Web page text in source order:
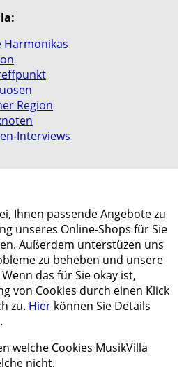
Harmonikas
Region
Interviews
Ihnen passende Angebote zu
unseres Online-Shops für Sie
Außerdem unterstüzen uns
zu beheben und unsere
das für Sie okay ist,
von Cookies durch einen Klick
zu. Hier können Sie Details
welche Cookies MusikVilla
nicht.